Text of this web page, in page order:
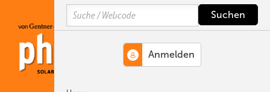
Hauptinhalt
Hauptmenü
SiteSearch
Search